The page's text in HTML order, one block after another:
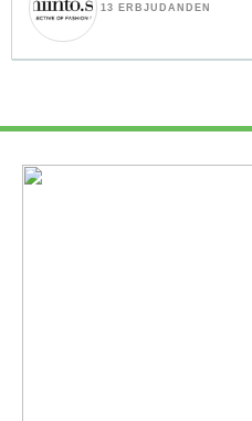
13 ERBJUDANDEN